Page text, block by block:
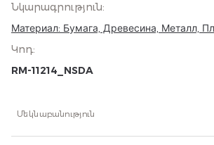
Նկարագրություն:
Материал: Бумага, Древесина, Металл,
Կոդ:
RM-11214_NSDA
Մեկնաբանություն